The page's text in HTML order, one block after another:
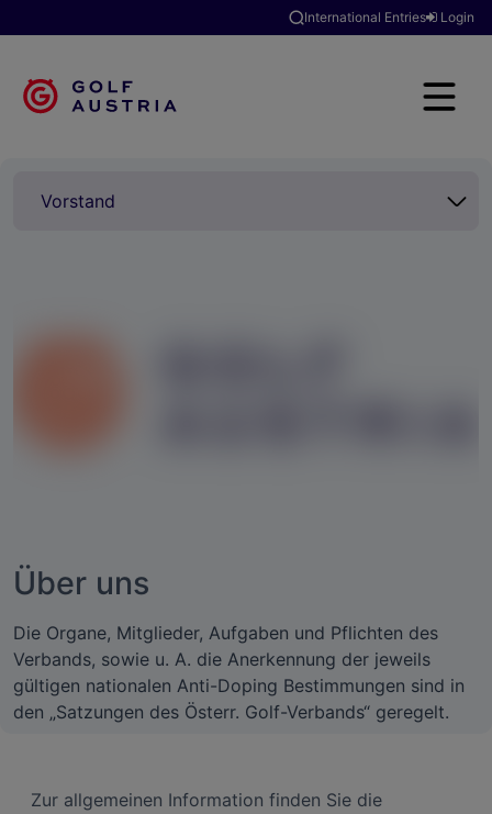
International Entries Login
Über uns
Die Organe, Mitglieder, Aufgaben und Pflichten des
Verbands, sowie u. A. die Anerkennung der jeweils
gültigen nationalen Anti-Doping Bestimmungen sind in
den „Satzungen des Österr. Golf-Verbands“ geregelt.
Zur allgemeinen Information finden Sie die